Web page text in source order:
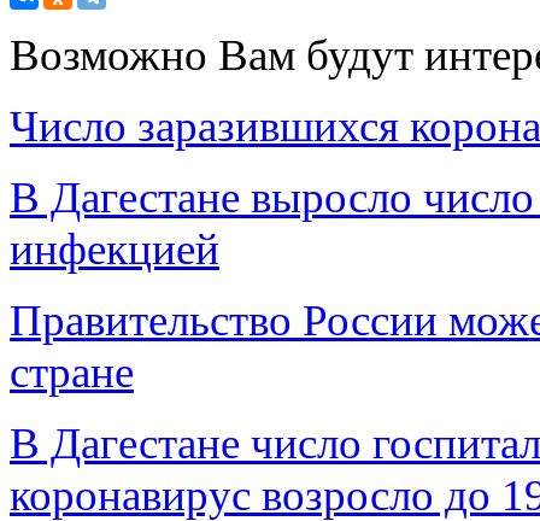
Возможно Вам будут
Число заразившихся
В Дагестане выросло
инфекцией
Правительство России
стране
В Дагестане число
коронавирус возросло до